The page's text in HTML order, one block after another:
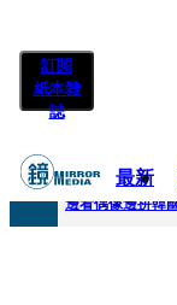
訂閱
紙本雜
誌
最新
快訊